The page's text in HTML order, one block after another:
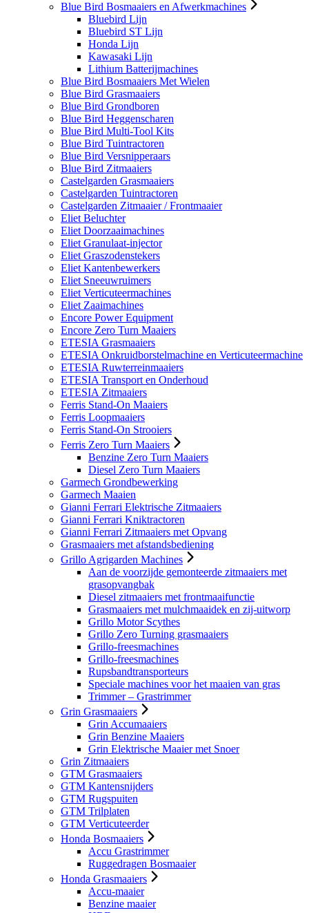
Blue Bird Bosmaaiers en Afwerkmachines
Bluebird Lijn
Bluebird ST Lijn
Honda Lijn
Kawasaki Lijn
Lithium Batterijmachines
Blue Bird Bosmaaiers Met Wielen
Blue Bird Grasmaaiers
Blue Bird Grondboren
Blue Bird Heggenscharen
Blue Bird Multi-Tool Kits
Blue Bird Tuintractoren
Blue Bird Versnipperaars
Blue Bird Zitmaaiers
Castelgarden Grasmaaiers
Castelgarden Tuintractoren
Castelgarden Zitmaaier / Frontmaaier
Eliet Beluchter
Eliet Doorzaaimachines
Eliet Granulaat-injector
Eliet Graszodenstekers
Eliet Kantenbewerkers
Eliet Sneeuwruimers
Eliet Verticuteermachines
Eliet Zaaimachines
Encore Power Equipment
Encore Zero Turn Maaiers
ETESIA Grasmaaiers
ETESIA Onkruidborstelmachine en Verticuteermachine
ETESIA Ruwterreinmaaiers
ETESIA Transport en Onderhoud
ETESIA Zitmaaiers
Ferris Stand-On Maaiers
Ferris Loopmaaiers
Ferris Stand-On Strooiers
Ferris Zero Turn Maaiers
Benzine Zero Turn Maaiers
Diesel Zero Turn Maaiers
Garmech Grondbewerking
Garmech Maaien
Gianni Ferrari Elektrische Zitmaaiers
Gianni Ferrari Kniktractoren
Gianni Ferrari Zitmaaiers met Opvang
Grasmaaiers met afstandsbediening
Grillo Agrigarden Machines
Aan de voorzijde gemonteerde zitmaaiers met
grasopvangbak
Diesel zitmaaiers met frontmaaifunctie
Grasmaaiers met mulchmaaidek en zij-uitworp
Grillo Motor Scythes
Grillo Zero Turning grasmaaiers
Grillo-freesmachines
Grillo-freesmachines
Rupsbandtransporteurs
Speciale machines voor het maaien van gras
Trimmer – Grastrimmer
Grin Grasmaaiers
Grin Accumaaiers
Grin Benzine Maaiers
Grin Elektrische Maaier met Snoer
Grin Zitmaaiers
GTM Grasmaaiers
GTM Kantensnijders
GTM Rugspuiten
GTM Trilplaten
GTM Verticuteerder
Honda Bosmaaiers
Accu Grastrimmer
Ruggedragen Bosmaaier
Honda Grasmaaiers
Accu-maaier
Benzine maaier